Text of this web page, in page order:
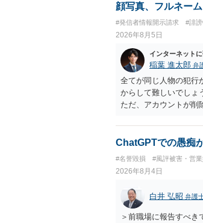
顔写真、フルネー
#発信者情報開示請求 #誹
2026年8月5日
インターネット
稲葉 進太郎 弁
全てが同じ人物の犯行
からして難しいでしょ
ただ、アカウントが削
相手に全ての弁護士費
せることができるでし
ChatGPTでの愚痴
#名誉毀損 #風評被害・営
2026年8月4日
白井 弘昭 弁護
＞前職場に報告すべ